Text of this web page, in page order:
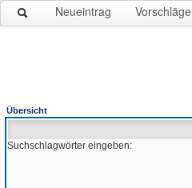
Neueintrag Vorschläge
Übersicht
Suchschlagwörter eingeben: